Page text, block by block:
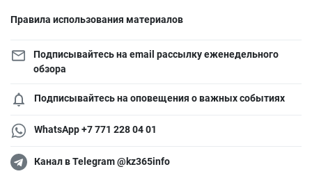
Правила использования материалов
Подписывайтесь на email рассылку еженедельного
обзора
Подписывайтесь на оповещения о важных событиях
WhatsApp +7 771 228 04 01
Канал в Telegram @kz365info